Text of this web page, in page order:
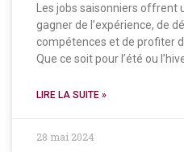
Les jobs saisonniers
gagner de l’expérience, de
compétences et de profiter
Que ce soit pour l’été ou
LIRE LA SUITE »
28 mai 2024